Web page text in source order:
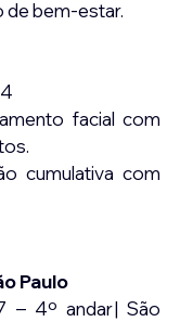
de bem-estar.
facial com
cumulativa com
Paulo
– 4º andar | São